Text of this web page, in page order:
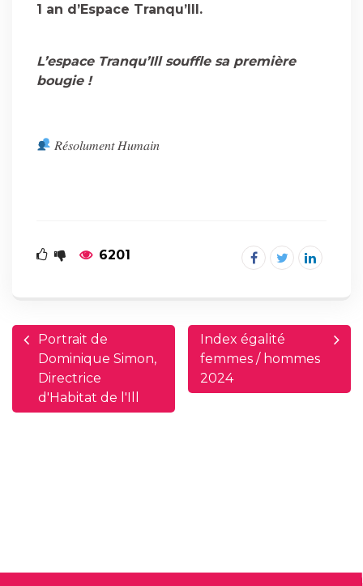
1 an d’Espace Tranqu’Ill.
L’espace Tranqu’Ill souffle sa première
bougie !
𝑅𝑒́𝑠𝑜𝑙𝑢𝑚𝑒𝑛𝑡 𝐻𝑢𝑚𝑎𝑖𝑛
6201
Portrait de
Dominique Simon,
Directrice
d'Habitat de l'Ill
Index égalité
femmes / hommes
2024